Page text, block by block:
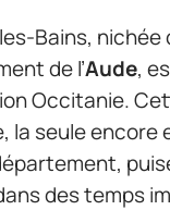
Bains, nichée
de l’Aude,
Occitanie.
la seule encore
des temps